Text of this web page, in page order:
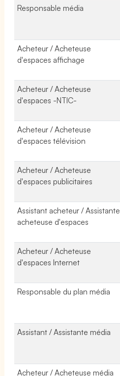
Responsable média
Acheteur / Acheteuse
d'espaces affichage
Acheteur / Acheteuse
d'espaces -NTIC-
Acheteur / Acheteuse
d'espaces télévision
Acheteur / Acheteuse
d'espaces publicitaires
Assistant acheteur / Assistante
acheteuse d'espaces
Acheteur / Acheteuse
d'espaces Internet
Responsable du plan média
Assistant / Assistante média
Acheteur / Acheteuse média